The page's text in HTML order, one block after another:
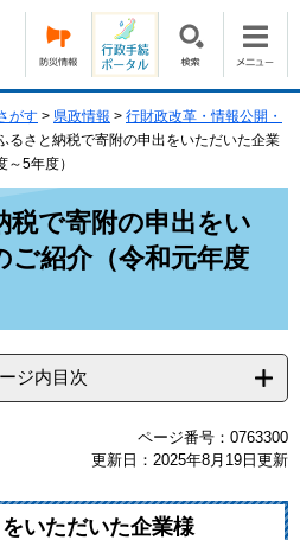
がす > 県政情報 > 行財政改革・情報公開・
るさと納税で寄附の申出をいただいた企業
5年度）​
税で寄附の申出をい
ご紹介（令和元年度
ジ内目次
ページ番号：0763300
更新日：2025年8月19日更新
いただいた企業様​